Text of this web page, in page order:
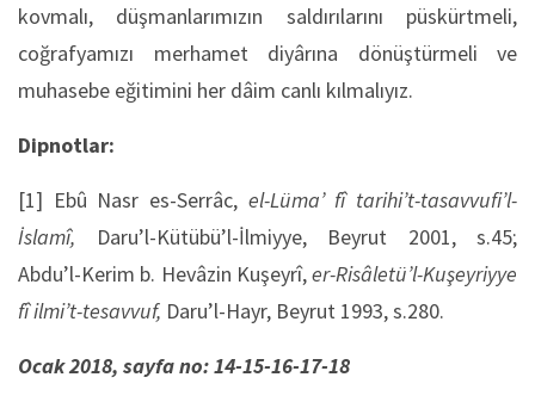
kovmalı, düşmanlarımızın saldırılarını püskürtmeli,
coğrafyamızı merhamet diyârına dönüştürmeli ve
muhasebe eğitimini her dâim canlı kılmalıyız.
Dipnotlar:
[1] Ebû Nasr es-Serrâc, el-Lüma’ fî tarihi’t-tasavvufi’l-
İslamî, Daru’l-Kütübü’l-İlmiyye, Beyrut 2001, s.45;
Abdu’l-Kerim b. Hevâzin Kuşeyrî,er-Risâletü’l-Kuşeyriyye
fî ilmi’t-tesavvuf, Daru’l-Hayr, Beyrut 1993, s.280.
Ocak 2018, sayfa no: 14-15-16-17-18